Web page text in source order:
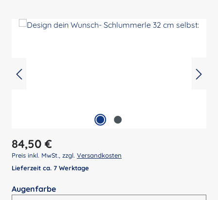
Regulärer Preis:
84,50 €
Preis inkl. MwSt., zzgl. Versandkosten
Lieferzeit ca. 7 Werktage
Augenfarbeauswählen